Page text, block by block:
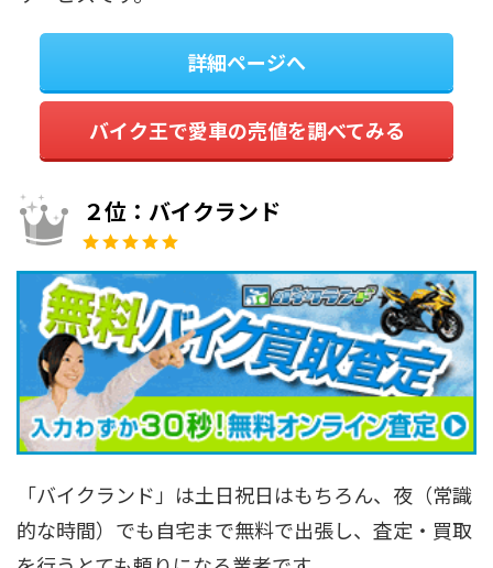
詳細ページへ
バイク王で愛車の売値を調べてみる
２位：バイクランド
「バイクランド」は土日祝日はもちろん、夜（常識
的な時間）でも自宅まで無料で出張し、査定・買取